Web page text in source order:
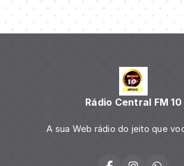
Rádio Central FM 10
A sua Web rádio do jeito que